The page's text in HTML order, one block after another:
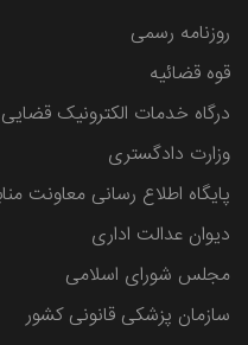
روزنامه رسمی
قوه قضائیه
درگاه خدمات الکترونیک قضایی
وزارت دادگستری
پایگاه اطلاع رسانی معاونت
دیوان عدالت اداری
مجلس شورای اسلامی
سازمان پزشکی قانونی کشور